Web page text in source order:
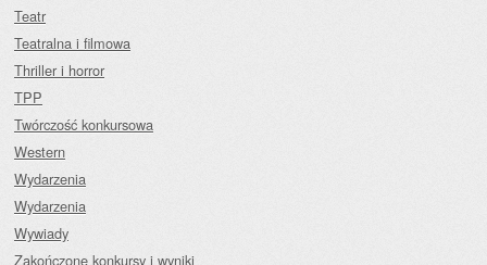
Teatr
Teatralna i filmowa
Thriller i horror
TPP
Twórczość konkursowa
Western
Wydarzenia
Wydarzenia
Wywiady
Zakończone konkursy i wyniki